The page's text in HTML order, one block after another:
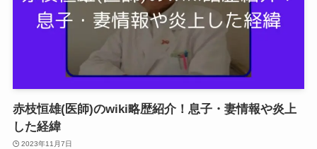
赤枝恒雄(医師)のwiki略歴紹介！息子・妻情報や炎上
した経緯
2023年11月7日